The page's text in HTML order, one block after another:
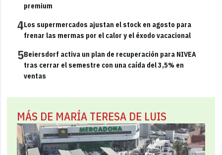
premium
4Los supermercados ajustan el stock en agosto para
frenar las mermas por el calor y el éxodo vacacional
5Beiersdorf activa un plan de recuperación para NIVEA
tras cerrar el semestre con una caída del 3,5% en
ventas
MÁS DE MARÍA TERESA DE LUIS